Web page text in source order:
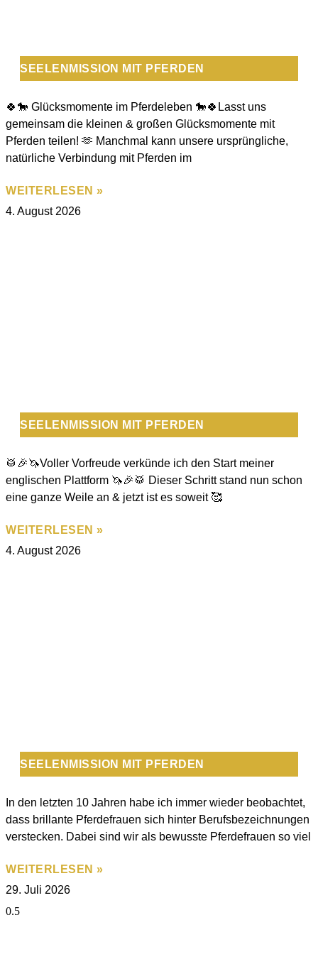
SEELENMISSION MIT PFERDEN
🍀🐎 Glücksmomente im Pferdeleben 🐎🍀Lasst uns
gemeinsam die kleinen & großen Glücksmomente mit
Pferden teilen! 🫶 Manchmal kann unsere ursprüngliche,
natürliche Verbindung mit Pferden im
WEITERLESEN »
4. August 2026
SEELENMISSION MIT PFERDEN
🥁🎉🦄Voller Vorfreude verkünde ich den Start meiner
englischen Plattform 🦄🎉🥁 Dieser Schritt stand nun schon
eine ganze Weile an & jetzt ist es soweit 🥰
WEITERLESEN »
4. August 2026
SEELENMISSION MIT PFERDEN
In den letzten 10 Jahren habe ich immer wieder beobachtet,
dass brillante Pferdefrauen sich hinter Berufsbezeichnungen
verstecken. Dabei sind wir als bewusste Pferdefrauen so viel
WEITERLESEN »
29. Juli 2026